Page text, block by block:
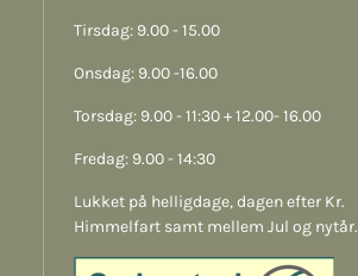
Tirsdag: 9.00 - 15.00
Onsdag: 9.00 -16.00
Torsdag: 9.00 - 11:30 + 12.00- 16.00
Fredag: 9.00 - 14:30
Lukket på helligdage, dagen efter Kr.
Himmelfart samt mellem Jul og nytår.